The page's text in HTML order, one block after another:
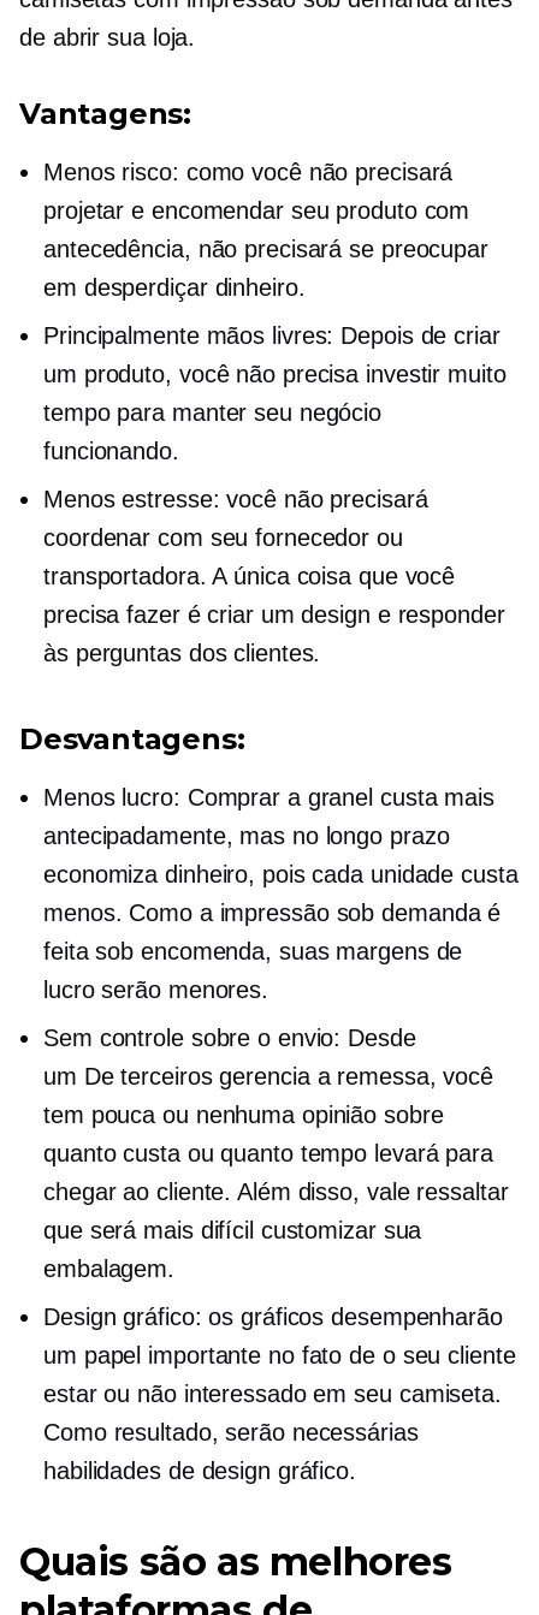
de abrir sua loja.
Vantagens:
Menos risco: como você não precisará
projetar e encomendar seu produto com
antecedência, não precisará se preocupar
em desperdiçar dinheiro.
Principalmente mãos livres: Depois de criar
um produto, você não precisa investir muito
tempo para manter seu negócio
funcionando.
Menos estresse: você não precisará
coordenar com seu fornecedor ou
transportadora. A única coisa que você
precisa fazer é criar um design e responder
às perguntas dos clientes.
Desvantagens:
Menos lucro: Comprar a granel custa mais
antecipadamente, mas no longo prazo
economiza dinheiro, pois cada unidade custa
menos. Como a impressão sob demanda é
feita sob encomenda, suas margens de
lucro serão menores.
Sem controle sobre o envio: Desde
um De terceirosgerencia a remessa, você
tem pouca ou nenhuma opinião sobre
quanto custa ou quanto tempo levará para
chegar ao cliente. Além disso, vale ressaltar
que será mais difícil customizar sua
embalagem.
Design gráfico: os gráficos desempenharão
um papel importante no fato de o seu cliente
estar ou não interessado em seu camiseta.
Como resultado, serão necessárias
habilidades de design gráfico.
Quais são as melhores